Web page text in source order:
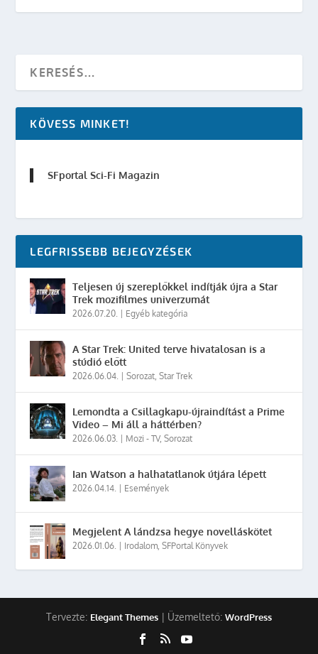
KÖVESS MINKET!
SFportal Sci-Fi Magazin
LEGFRISSEBB BEJEGYZÉSEK
Teljesen új szereplőkkel indítják újra a Star
Trek mozifilmes univerzumát
2026.07.20. | Egyéb kategória
A Star Trek: United terve hivatalosan is a
stúdió előtt
2026.06.04. |Sorozat ,Star Trek
Lemondta a Csillagkapu-újraindítást a Prime
Video – Mi áll a háttérben?
2026.06.03. | Mozi - TV,Sorozat
Ian Watson a halhatatlanok útjára lépett
2026.04.14. | Események
Megjelent A lándzsa hegye novelláskötet
2026.01.06. | Irodalom ,SFPortal Könyvek
Tervezte: Elegant Themes | Üzemeltető: WordPress